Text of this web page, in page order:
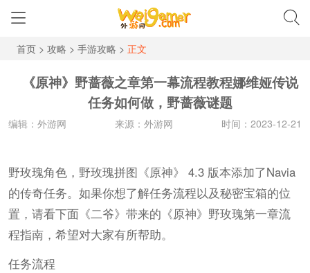
首页> 攻略 > 手游攻略 > 正文
《原神》野蔷薇之章第一幕流程教程娜维娅传说
任务如何做，野蔷薇谜题
编辑：外游网 来源：外游网 时间：2023-12-21
野玫瑰角色，野玫瑰拼图《原神》 4.3 版本添加了Navia
的传奇任务。如果你想了解任务流程以及秘密宝箱的位
置，请看下面《二爷》带来的《原神》野玫瑰第一章流
程指南，希望对大家有所帮助。
任务流程